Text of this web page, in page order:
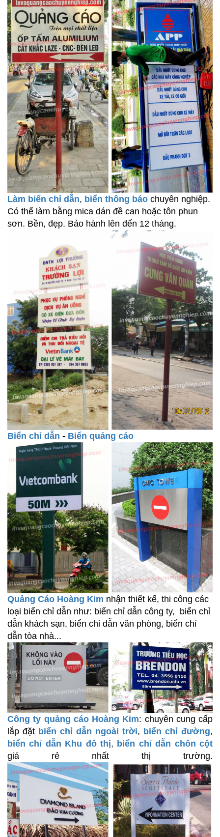
Làm biển chỉ dẫn, biển thông báo chuyên nghiệp.
Có thể làm bằng mica dán đề can hoặc tôn phun
sơn. Bền, đẹp. Bảo hành lên đến 12 tháng.
Biển chỉ dẫn - Biển quảng cáo
Quảng Cáo Hoàng Kim nhận thiết kế, thi công các
loại biển chỉ dẫn như: biển chỉ dẫn công ty, biển chỉ
dẫn khách sạn, biển chỉ dẫn văn phòng, biển chỉ
dẫn tòa nhà...
Công ty quảng cáo Hoàng Kim: chuyên cung cấp
lắp đặt biển chỉ dẫn ngoài trời, biển chỉ đường,
biển chỉ dẫn Khu đô thị, biển chỉ dẫn chôn cột
giá rẻ nhất thị trường.